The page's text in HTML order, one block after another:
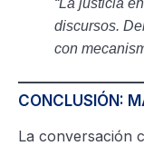
discursos.
con
CONCLUSIÓN:
La conversación